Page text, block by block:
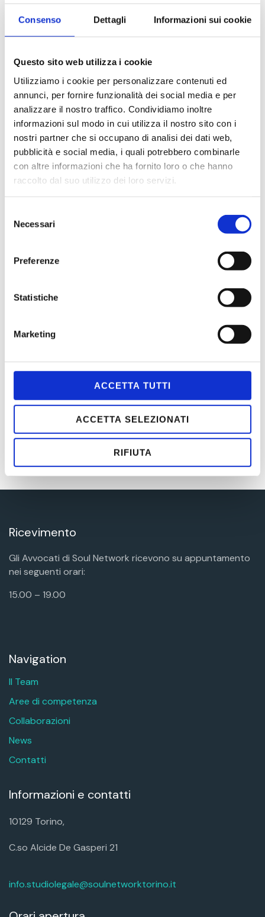
Consenso Dettagli Informazioni sui cookie
Questo sito web utilizza i cookie
Utilizziamo i cookie per personalizzare contenuti ed
annunci, per fornire funzionalità dei social media e per
analizzare il nostro traffico. Condividiamo inoltre
informazioni sul modo in cui utilizza il nostro sito con i
nostri partner che si occupano di analisi dei dati web,
pubblicità e social media, i quali potrebbero combinarle
con altre informazioni che ha fornito loro o che hanno
raccolto dal suo utilizzo dei loro servizi.
delNecessari
Preferenze
Statistiche
Marketing
ACCETTA TUTTI
ACCETTA SELEZIONATI
RIFIUTA
Transazioni online parte II
PostedDicembre 15, 2021
Older Posts
Ricevimento
Gli Avvocati di Soul Network ricevono su appuntamento
nei seguenti orari:
15.00 – 19.00
Navigation
Il Team
Aree di competenza
Collaborazioni
News
Contatti
Informazioni e contatti
10129 Torino,
C.so Alcide De Gasperi 21
info.studiolegale@soulnetworktorino.it